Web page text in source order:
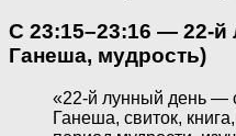
С 23:15–23:16 — 22-й
Ганеша, мудрость)
«22-й лунный день
Ганеша, свиток,